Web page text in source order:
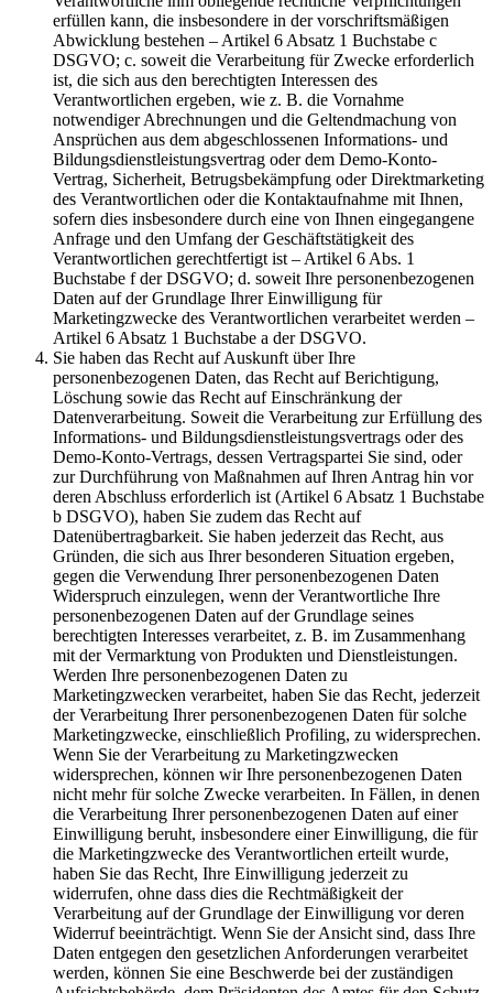
erfüllen kann, die insbesondere in der vorschriftsmäßigen
Abwicklung bestehen – Artikel 6 Absatz 1 Buchstabe c
DSGVO; c. soweit die Verarbeitung für Zwecke erforderlich
ist, die sich aus den berechtigten Interessen des
Verantwortlichen ergeben, wie z. B. die Vornahme
notwendiger Abrechnungen und die Geltendmachung von
Ansprüchen aus dem abgeschlossenen Informations- und
Bildungsdienstleistungsvertrag oder dem Demo-Konto-
Vertrag, Sicherheit, Betrugsbekämpfung oder Direktmarketing
des Verantwortlichen oder die Kontaktaufnahme mit Ihnen,
sofern dies insbesondere durch eine von Ihnen eingegangene
Anfrage und den Umfang der Geschäftstätigkeit des
Verantwortlichen gerechtfertigt ist – Artikel 6 Abs. 1
Buchstabe f der DSGVO; d. soweit Ihre personenbezogenen
Daten auf der Grundlage Ihrer Einwilligung für
Marketingzwecke des Verantwortlichen verarbeitet werden –
Artikel 6 Absatz 1 Buchstabe a der DSGVO.
Sie haben das Recht auf Auskunft über Ihre
personenbezogenen Daten, das Recht auf Berichtigung,
Löschung sowie das Recht auf Einschränkung der
Datenverarbeitung. Soweit die Verarbeitung zur Erfüllung des
Informations- und Bildungsdienstleistungsvertrags oder des
Demo-Konto-Vertrags, dessen Vertragspartei Sie sind, oder
zur Durchführung von Maßnahmen auf Ihren Antrag hin vor
deren Abschluss erforderlich ist (Artikel 6 Absatz 1 Buchstabe
b DSGVO), haben Sie zudem das Recht auf
Datenübertragbarkeit. Sie haben jederzeit das Recht, aus
Gründen, die sich aus Ihrer besonderen Situation ergeben,
gegen die Verwendung Ihrer personenbezogenen Daten
Widerspruch einzulegen, wenn der Verantwortliche Ihre
personenbezogenen Daten auf der Grundlage seines
berechtigten Interesses verarbeitet, z. B. im Zusammenhang
mit der Vermarktung von Produkten und Dienstleistungen.
Werden Ihre personenbezogenen Daten zu
Marketingzwecken verarbeitet, haben Sie das Recht, jederzeit
der Verarbeitung Ihrer personenbezogenen Daten für solche
Marketingzwecke, einschließlich Profiling, zu widersprechen.
Wenn Sie der Verarbeitung zu Marketingzwecken
widersprechen, können wir Ihre personenbezogenen Daten
nicht mehr für solche Zwecke verarbeiten. In Fällen, in denen
die Verarbeitung Ihrer personenbezogenen Daten auf einer
Einwilligung beruht, insbesondere einer Einwilligung, die für
die Marketingzwecke des Verantwortlichen erteilt wurde,
haben Sie das Recht, Ihre Einwilligung jederzeit zu
widerrufen, ohne dass dies die Rechtmäßigkeit der
Verarbeitung auf der Grundlage der Einwilligung vor deren
Widerruf beeinträchtigt. Wenn Sie der Ansicht sind, dass Ihre
Daten entgegen den gesetzlichen Anforderungen verarbeitet
werden, können Sie eine Beschwerde bei der zuständigen